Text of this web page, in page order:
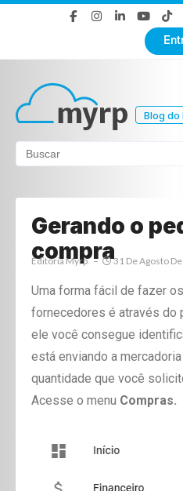
Blog do
Search
for:
Gerando o
compra
Editoria Myrp 31 De Agosto
Uma forma fácil de fazer
fornecedores é através do
ele você consegue
está enviando a
quantidade que você
Acesse o menu Compras.